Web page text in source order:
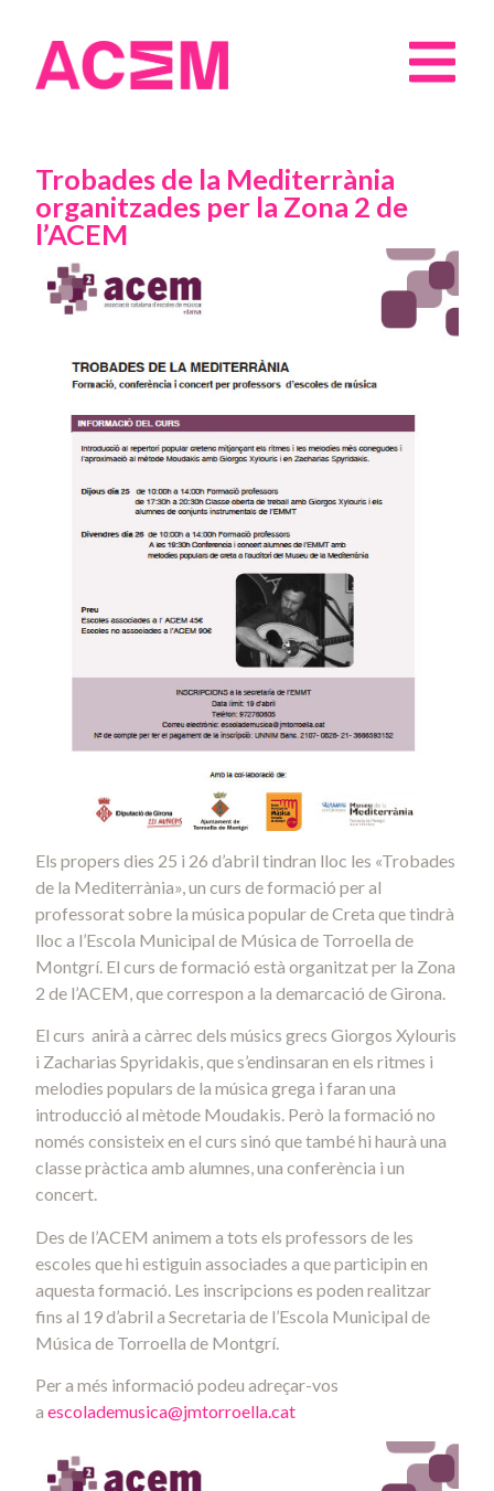
Trobades de la Mediterrània
organitzades per la Zona 2 de
l’ACEM
Els propers dies 25 i 26 d’abril tindran lloc les «Trobades
de la Mediterrània», un curs de formació per al
professorat sobre la música popular de Creta que tindrà
lloc a l’Escola Municipal de Música de Torroella de
Montgrí. El curs de formació està organitzat per la Zona
2 de l’ACEM, que correspon a la demarcació de Girona.
El curs anirà a càrrec dels músics grecs Giorgos Xylouris
i Zacharias Spyridakis, que s’endinsaran en els ritmes i
melodies populars de la música grega i faran una
introducció al mètode Moudakis. Però la formació no
només consisteix en el curs sinó que també hi haurà una
classe pràctica amb alumnes, una conferència i un
concert.
Des de l’ACEM animem a tots els professors de les
escoles que hi estiguin associades a que participin en
aquesta formació. Les inscripcions es poden realitzar
fins al 19 d’abril a Secretaria de l’Escola Municipal de
Música de Torroella de Montgrí.
Per a més informació podeu adreçar-vos
a escolademusica@jmtorroella.cat